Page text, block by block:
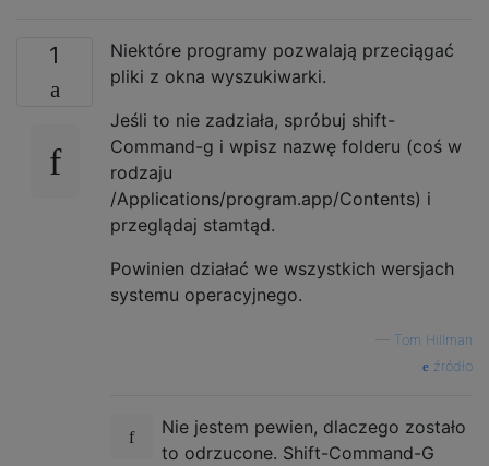
1
Niektóre programy pozwalają przeciągać
pliki z okna wyszukiwarki.
Jeśli to nie zadziała, spróbuj shift-
Command-g i wpisz nazwę folderu (coś w
rodzaju
/Applications/program.app/Contents) i
przeglądaj stamtąd.
Powinien działać we wszystkich wersjach
systemu operacyjnego.
Tom Hillman
źródło
Nie jestem pewien, dlaczego zostało
to odrzucone. Shift-Command-G